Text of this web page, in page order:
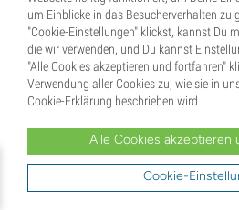
Nicht auf Lager
Metall Pilz Pfeife
um Einblicke in das Besucherverhalten zu
"Cookie-Einstellungen" klickst, kannst Du
die wir verwenden, und Du kannst
"Alle Cookies akzeptieren und fortfahren"
Verwendung aller Cookies zu, wie sie in
Cookie-Erklärung beschrieben wird.
Alle Cookies akzeptieren
Cookie-